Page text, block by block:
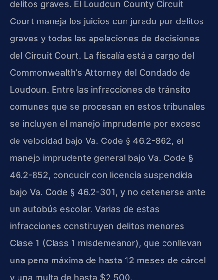
delitos graves. El Loudoun County Circuit
Court maneja los juicios con jurado por delitos
graves y todas las apelaciones de decisiones
del Circuit Court. La fiscalía está a cargo del
Commonwealth’s Attorney del Condado de
Loudoun. Entre las infracciones de tránsito
comunes que se procesan en estos tribunales
se incluyen el manejo imprudente por exceso
de velocidad bajo Va. Code § 46.2-862, el
manejo imprudente general bajo Va. Code §
46.2-852, conducir con licencia suspendida
bajo Va. Code § 46.2-301, y no detenerse ante
un autobús escolar. Varias de estas
infracciones constituyen delitos menores
Clase 1 (Class 1 misdemeanor), que conllevan
una pena máxima de hasta 12 meses de cárcel
y una multa de hasta $2,500.